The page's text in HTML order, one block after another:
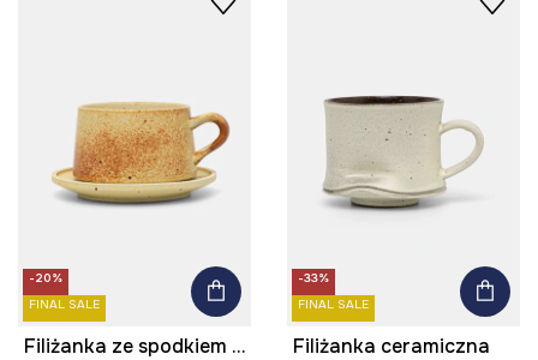
-20%
FINAL SALE
Filiżanka ze spodkiem ceramiczna
-33%
FINAL SALE
Filiżanka ceramiczna